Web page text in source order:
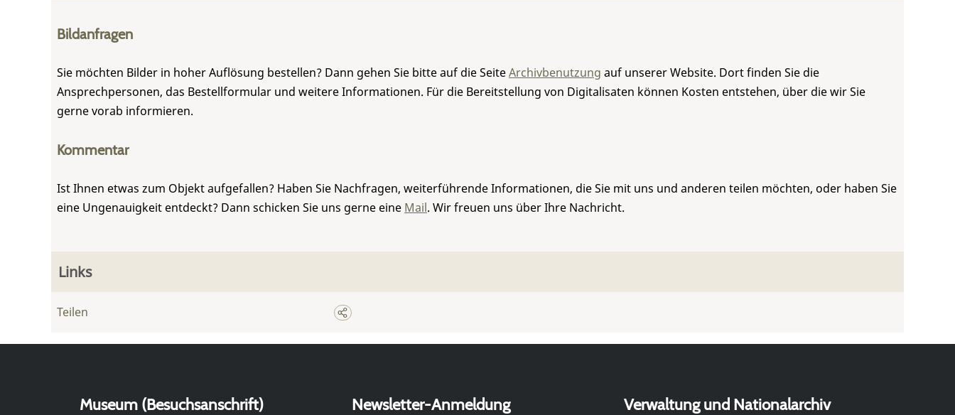
Bildanfragen
Sie möchten Bilder in hoher Auflösung bestellen? Dann gehen Sie bitte auf die SeiteArchivbenutzung auf unserer Website. Dort finden Sie die
Ansprechpersonen, das Bestellformular und weitere Informationen. Für die Bereitstellung von Digitalisaten können Kosten entstehen, über die wir Sie
gerne vorab informieren.
Kommentar
Ist Ihnen etwas zum Objekt aufgefallen? Haben Sie Nachfragen, weiterführende Informationen, die Sie mit uns und anderen teilen möchten, oder haben Sie
eine Ungenauigkeit entdeckt? Dann schicken Sie uns gerne eine Mail. Wir freuen uns über Ihre Nachricht.
Links
Teilen
Museum (Besuchsanschrift) Newsletter-Anmeldung
Verwaltung und Nationalarchiv